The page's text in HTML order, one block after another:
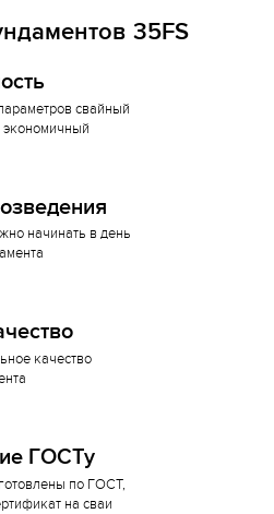
35FS
свайный
начинать в день
качество
ГОСТу
по ГОСТ,
на сваи